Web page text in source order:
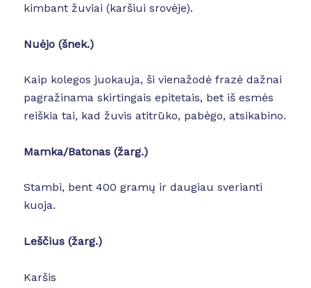
kimbant žuviai (karšiui srovėje).
Nuėjo (šnek.)
Kaip kolegos juokauja, ši vienažodė frazė dažnai
pagražinama skirtingais epitetais, bet iš esmės
reiškia tai, kad žuvis atitrūko, pabėgo, atsikabino.
Mamka/Batonas (žarg.)
Stambi, bent 400 gramų ir daugiau sverianti
kuoja.
Leščius (žarg.)
Karšis